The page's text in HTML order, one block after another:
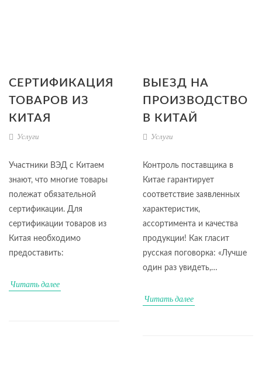
СЕРТИФИКАЦИЯ
ТОВАРОВ ИЗ
КИТАЯ
Услуги
Участники ВЭД с Китаем
знают, что многие товары
полежат обязательной
сертификации. Для
сертификации товаров из
Китая необходимо
предоставить:
Читать далее
ВЫЕЗД НА
ПРОИЗВОДСТВО
В КИТАЙ
Услуги
Контроль поставщика в
Китае гарантирует
соответствие заявленных
характеристик,
ассортимента и качества
продукции! Как гласит
русская поговорка: «Лучше
один раз увидеть,…
Читать далее